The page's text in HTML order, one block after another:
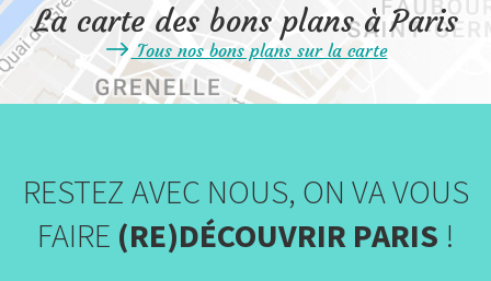
La carte des bons plans à Paris
Tous nos bons plans sur la carte
RESTEZ AVEC NOUS, ON VA VOUS
FAIRE (RE)DÉCOUVRIR PARIS !